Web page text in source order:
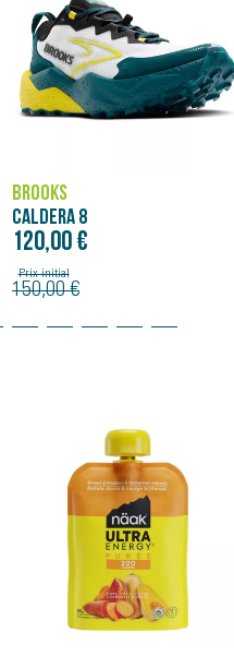
BROOKS
CALDERA 8
120,00 €
Prix initial
150,00 €